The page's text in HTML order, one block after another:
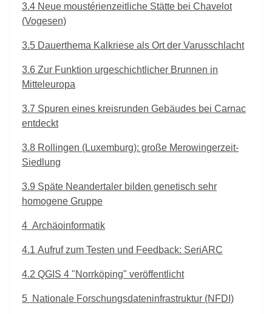
3.4 Neue moustérienzeitliche Stätte bei Chavelot
(Vogesen)
3.5 Dauerthema Kalkriese als Ort der Varusschlacht
3.6 Zur Funktion urgeschichtlicher Brunnen in
Mitteleuropa
3.7 Spuren eines kreisrunden Gebäudes bei Carnac
entdeckt
3.8 Rollingen (Luxemburg): große Merowingerzeit-
Siedlung
3.9 Späte Neandertaler bilden genetisch sehr
homogene Gruppe
4 Archäoinformatik
4.1 Aufruf zum Testen und Feedback: SeriARC
4.2 QGIS 4 "Norrköping" veröffentlicht
5 Nationale Forschungsdateninfrastruktur (NFDI)